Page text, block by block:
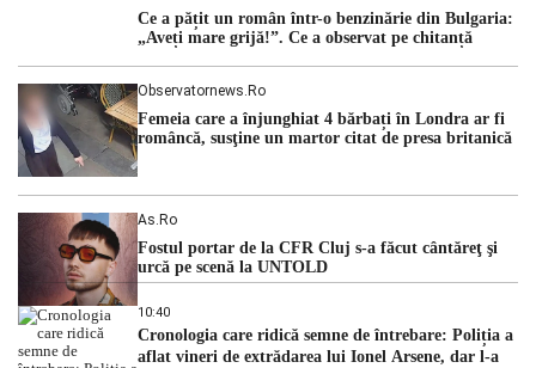
succesive. Nicușor Dan analizează noi variante de premier
România traversează […]
Ce a pățit un român într-o benzinărie din Bulgaria:
„Aveți mare grijă!”. Ce a observat pe chitanță
Observatornews.ro
Femeia care a înjunghiat 4 bărbați în Londra ar fi
româncă, susţine un martor citat de presa britanică
As.ro
Fostul portar de la CFR Cluj s-a făcut cântăreţ şi
urcă pe scenă la UNTOLD
10:40
Cronologia care ridică semne de întrebare: Poliția a
aflat vineri de extrădarea lui Ionel Arsene, dar l-a